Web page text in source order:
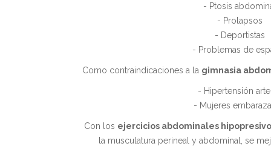
- Ptosis
- Prolapsos
- Deportistas
- Problemas de
Como contraindicaciones a la gimnasia
- Hipertensión
- Mujeres
Con los ejercicios abdominales
la musculatura perineal y abdominal, se